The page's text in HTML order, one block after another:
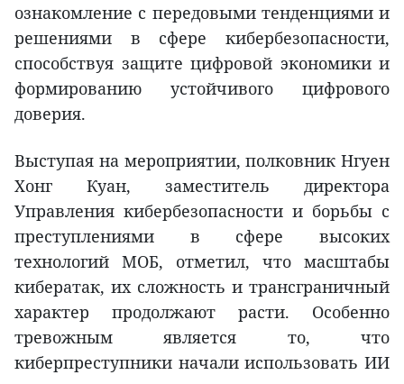
ознакомление с передовыми тенденциями и
решениями в сфере кибербезопасности,
способствуя защите цифровой экономики и
формированию устойчивого цифрового
доверия.
Выступая на мероприятии, полковник Нгуен
Хонг Куан, заместитель директора
Управления кибербезопасности и борьбы с
преступлениями в сфере высоких
технологий МОБ, отметил, что масштабы
кибератак, их сложность и трансграничный
характер продолжают расти. Особенно
тревожным является то, что
киберпреступники начали использовать ИИ